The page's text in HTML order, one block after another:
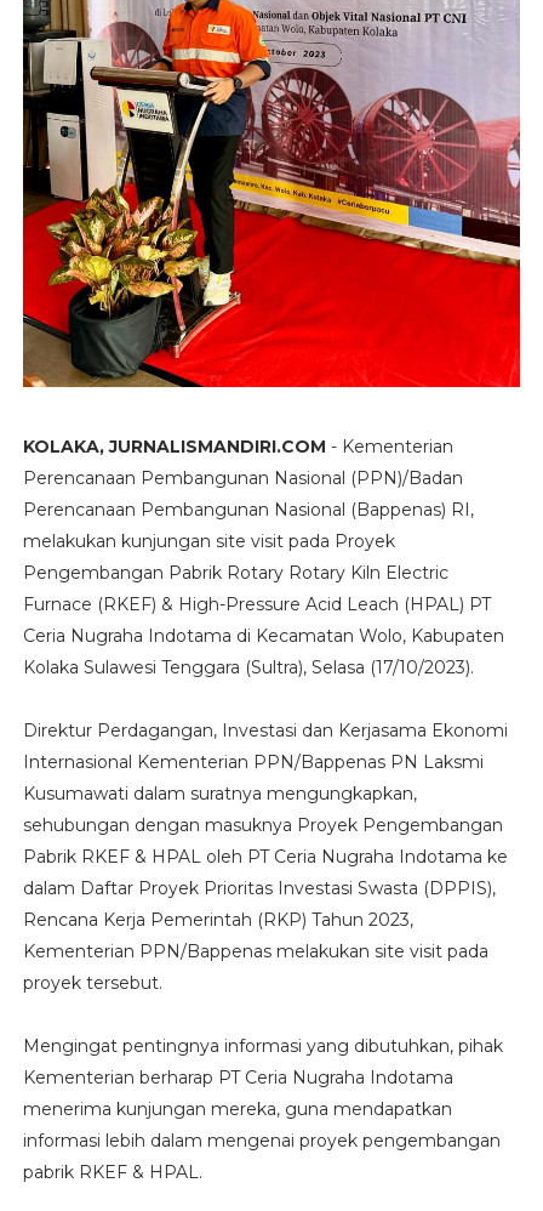
KOLAKA, JURNALISMANDIRI.COM - Kementerian
Perencanaan Pembangunan Nasional (PPN)/Badan
Perencanaan Pembangunan Nasional (Bappenas) RI,
melakukan kunjungan site visit pada Proyek
Pengembangan Pabrik Rotary Rotary Kiln Electric
Furnace (RKEF) & High-Pressure Acid Leach (HPAL) PT
Ceria Nugraha Indotama di Kecamatan Wolo, Kabupaten
Kolaka Sulawesi Tenggara (Sultra), Selasa (17/10/2023).
Direktur Perdagangan, Investasi dan Kerjasama Ekonomi
Internasional Kementerian PPN/Bappenas PN Laksmi
Kusumawati dalam suratnya mengungkapkan,
sehubungan dengan masuknya Proyek Pengembangan
Pabrik RKEF & HPAL oleh PT Ceria Nugraha Indotama ke
dalam Daftar Proyek Prioritas Investasi Swasta (DPPIS),
Rencana Kerja Pemerintah (RKP) Tahun 2023,
Kementerian PPN/Bappenas melakukan site visit pada
proyek tersebut.
Mengingat pentingnya informasi yang dibutuhkan, pihak
Kementerian berharap PT Ceria Nugraha Indotama
menerima kunjungan mereka, guna mendapatkan
informasi lebih dalam mengenai proyek pengembangan
pabrik RKEF & HPAL.